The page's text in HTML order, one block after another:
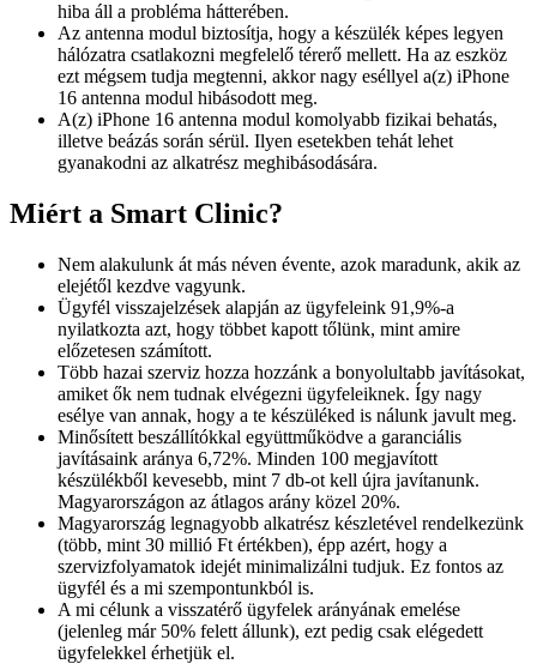
hiba áll a probléma hátterében.
Az antenna modul biztosítja, hogy a készülék képes legyen
hálózatra csatlakozni megfelelő térerő mellett. Ha az eszköz
ezt mégsem tudja megtenni, akkor nagy eséllyel a(z) iPhone
16 antenna modul hibásodott meg.
A(z) iPhone 16 antenna modul komolyabb fizikai behatás,
illetve beázás során sérül. Ilyen esetekben tehát lehet
gyanakodni az alkatrész meghibásodására.
Miért a Smart Clinic?
Nem alakulunk át más néven évente, azok maradunk, akik az
elejétől kezdve vagyunk.
Ügyfél visszajelzések alapján az ügyfeleink 91,9%-a
nyilatkozta azt, hogy többet kapott tőlünk, mint amire
előzetesen számított.
Több hazai szerviz hozza hozzánk a bonyolultabb javításokat,
amiket ők nem tudnak elvégezni ügyfeleiknek. Így nagy
esélye van annak, hogy a te készüléked is nálunk javult meg.
Minősített beszállítókkal együttműködve a garanciális
javításaink aránya 6,72%. Minden 100 megjavított
készülékből kevesebb, mint 7 db-ot kell újra javítanunk.
Magyarországon az átlagos arány közel 20%.
Magyarország legnagyobb alkatrész készletével rendelkezünk
(több, mint 30 millió Ft értékben), épp azért, hogy a
szervizfolyamatok idejét minimalizálni tudjuk. Ez fontos az
ügyfél és a mi szempontunkból is.
A mi célunk a visszatérő ügyfelek arányának emelése
(jelenleg már 50% felett állunk), ezt pedig csak elégedett
ügyfelekkel érhetjük el.